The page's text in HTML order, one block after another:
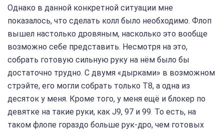
Однако в данной конкретной ситуации мне
показалось, что сделать колл было необходимо. Флоп
вышел настолько дровяным, насколько это вообще
возможно себе представить. Несмотря на это,
собрать готовую сильную руку на нём было бы
достаточно трудно. С двумя «дырками» в возможном
стрэйте, его могли собрать только T8, а одна из
десяток у меня. Кроме того, у меня ещё и блокер по
девятке на такие руки, как J9, 97 и 99. То есть, на
таком флопе гораздо больше рук-дро, чем готовых